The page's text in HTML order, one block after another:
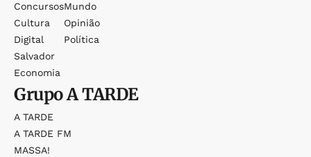
Concursos
Cultura
Digital
Salvador
Economia
Mundo
Opinião
Política
GrupoA TARDE
A TARDE
A TARDE FM
MASSA!